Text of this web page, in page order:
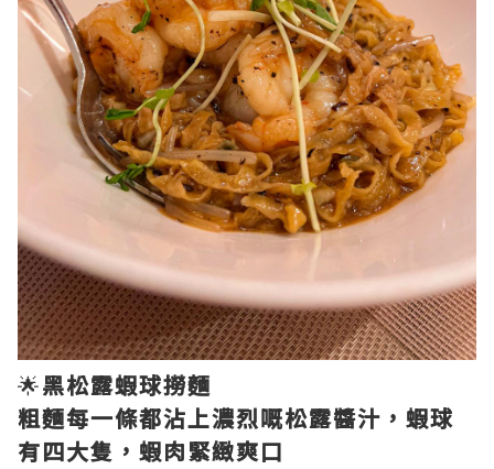
🌟黑松露蝦球撈麵
粗麵每一條都沾上濃烈嘅松露醬汁，蝦球
有四大隻，蝦肉緊緻爽口